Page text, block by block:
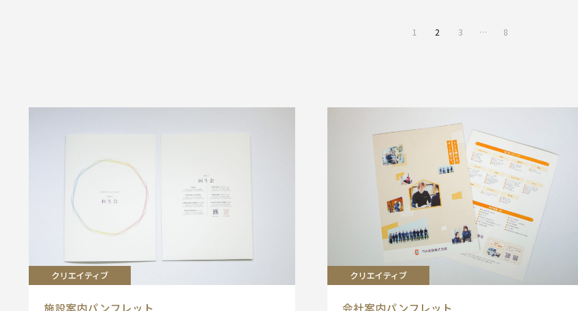
ビ
ジ
1 2 3 … 8
クリエイティブ
施設案内パンフレット
クリエイティブ
会社案内パンフレット